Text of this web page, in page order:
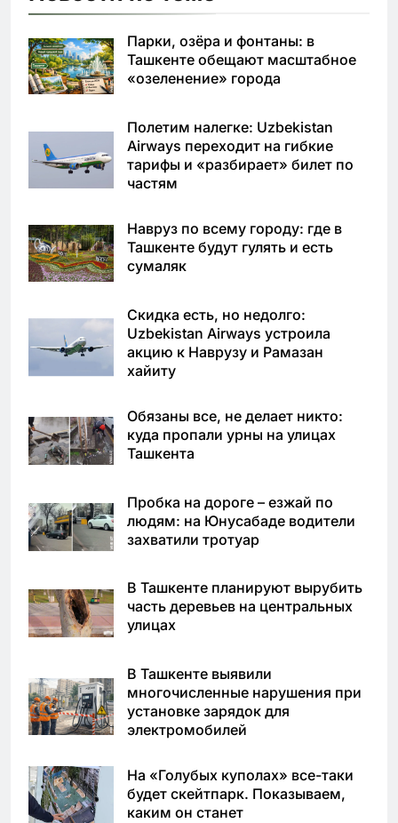
Парки, озёра и фонтаны: в
Ташкенте обещают масштабное
«озеленение» города
Полетим налегке: Uzbekistan
Airways переходит на гибкие
тарифы и «разбирает» билет по
частям
Навруз по всему городу: где в
Ташкенте будут гулять и есть
сумаляк
Скидка есть, но недолго:
Uzbekistan Airways устроила
акцию к Наврузу и Рамазан
хайиту
Обязаны все, не делает никто:
куда пропали урны на улицах
Ташкента
Пробка на дороге – езжай по
людям: на Юнусабаде водители
захватили тротуар
В Ташкенте планируют вырубить
часть деревьев на центральных
улицах
В Ташкенте выявили
многочисленные нарушения при
установке зарядок для
электромобилей
На «Голубых куполах» все-таки
будет скейтпарк. Показываем,
каким он станет